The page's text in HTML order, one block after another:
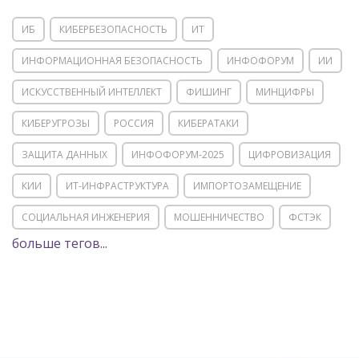
ИБ КИБЕРБЕЗОПАСНОСТЬ ИТ
ИНФОРМАЦИОННАЯ БЕЗОПАСНОСТЬ ИНФОФОРУМ ИИ
ИСКУССТВЕННЫЙ ИНТЕЛЛЕКТ ФИШИНГ МИНЦИФРЫ
КИБЕРУГРОЗЫ РОССИЯ КИБЕРАТАКИ
ЗАЩИТА ДАННЫХ ИНФОФОРУМ-2025 ЦИФРОВИЗАЦИЯ
КИИ ИТ-ИНФРАСТРУКТУРА ИМПОРТОЗАМЕЩЕНИЕ
СОЦИАЛЬНАЯ ИНЖЕНЕРИЯ МОШЕННИЧЕСТВО ФСТЭК
POSITIVE TECHNOLOGIES
больше тегов...